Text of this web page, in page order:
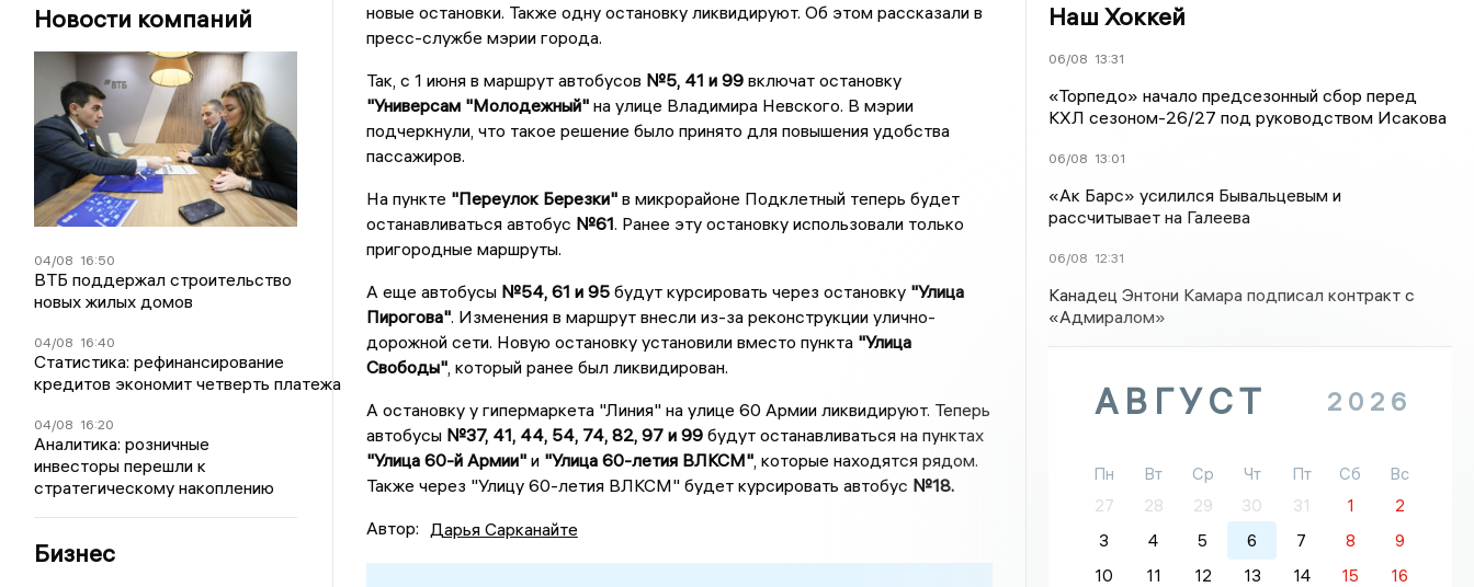
Новости компаний
04/08 16:50
ВТБ поддержал строительство
новых жилых домов
04/08 16:40
Статистика: рефинансирование
кредитов экономит четверть платежа
04/08 16:20
Аналитика: розничные
инвесторы перешли к
стратегическому накоплению
Бизнес
новые остановки. Также одну остановку ликвидируют. Об этом рассказали в
пресс-службе мэрии города.
Так, с 1 июня в маршрут автобусов №5, 41 и 99включат остановку
"Универсам "Молодежный"на улице Владимира Невского. В мэрии
подчеркнули, что такое решение было принято для повышения удобства
пассажиров.
На пункте "Переулок Березки"в микрорайоне Подклетный теперь будет
останавливаться автобус №61. Ранее эту остановку использовали только
пригородные маршруты.
А еще автобусы №54, 61 и 95будут курсировать через остановку "Улица
Пирогова". Изменения в маршрут внесли из-за реконструкции улично-
дорожной сети. Новую остановку установили вместо пункта "Улица
Свободы", который ранее был ликвидирован.
А остановку у гипермаркета "Линия" на улице 60 Армии ликвидируют. Теперь
автобусы №37, 41, 44, 54, 74, 82, 97 и 99будут останавливаться на пунктах
"Улица 60-й Армии"и "Улица 60-летия ВЛКСМ", которые находятся рядом.
Также через "Улицу 60-летия ВЛКСМ" будет курсировать автобус №18.
Автор: Дарья Сарканайте
Наш Хоккей
06/08 13:31
«Торпедо» начало предсезонный сбор перед
КХЛ сезоном-26/27 под руководством Исакова
06/08 13:01
«Ак Барс» усилился Бывальцевым и
рассчитывает на Галеева
06/08 12:31
Канадец Энтони Камара подписал контракт с
«Адмиралом»
АВГУСТ 2026
Пн Вт Ср Чт Пт Сб
Вс
27
28 29 30 31 1
2
3
4 5 6 7 8
9
10
11 12 13 14 15
16